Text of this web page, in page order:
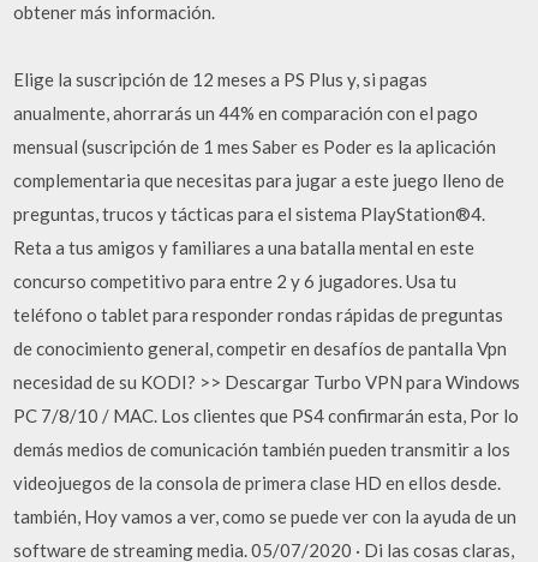
obtener más información.
Elige la suscripción de 12 meses a PS Plus y, si pagas
anualmente, ahorrarás un 44% en comparación con el pago
mensual (suscripción de 1 mes Saber es Poder es la aplicación
complementaria que necesitas para jugar a este juego lleno de
preguntas, trucos y tácticas para el sistema PlayStation®4.
Reta a tus amigos y familiares a una batalla mental en este
concurso competitivo para entre 2 y 6 jugadores. Usa tu
teléfono o tablet para responder rondas rápidas de preguntas
de conocimiento general, competir en desafíos de pantalla Vpn
necesidad de su KODI? >> Descargar Turbo VPN para Windows
PC 7/8/10 / MAC. Los clientes que PS4 confirmarán esta, Por lo
demás medios de comunicación también pueden transmitir a los
videojuegos de la consola de primera clase HD en ellos desde.
también, Hoy vamos a ver, como se puede ver con la ayuda de un
software de streaming media. 05/07/2020 · Di las cosas claras,